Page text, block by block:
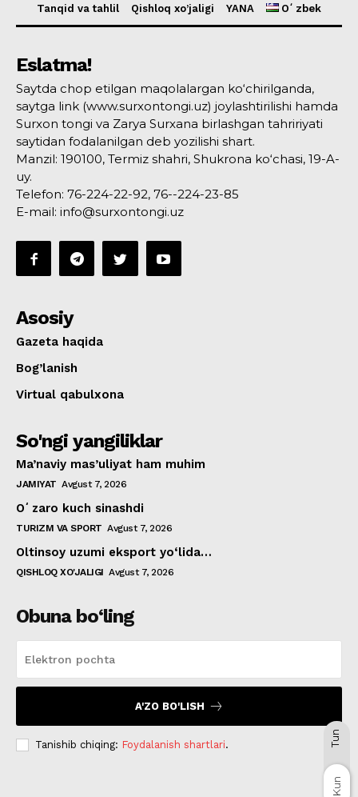
Tanqid va tahlil
Qishloq xo’jaligi YANA Oʻzbek
Eslatma!
Saytda chop etilgan maqolalargan ko‘chirilganda,
saytga link (www.surxontongi.uz) joylashtirilishi hamda
Surxon tongi va Zarya Surxana birlashgan tahririyati
saytidan fodalanilgan deb yozilishi shart.
Manzil: 190100, Termiz shahri, Shukrona ko‘chasi, 19-A-
uy.
Telefon: 76-224-22-92, 76--224-23-85
E-mail: info@surxontongi.uz
Asosiy
Gazeta haqida
Bog’lanish
Virtual qabulxona
So'ngi yangiliklar
Ma’naviy mas’uliyat ham muhim
JAMIYAT Avgust 7, 2026
Oʻzaro kuch sinashdi
TURIZM VA SPORT Avgust 7, 2026
Oltinsoy uzumi eksport yo‘lida…
QISHLOQ XO'JALIGI Avgust 7, 2026
Obuna bo‘ling
A'ZO BO'LISH
Tanishib chiqing: Foydalanish shartlari.
Kun
Kun
Tun